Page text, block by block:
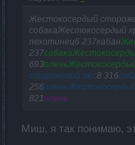
Жестокосердый
собакаЖестокосердый
пехотинец6 237кабан
237
693
сторожевой пёс8 316
256
821олень
Миш, я так понимаю,